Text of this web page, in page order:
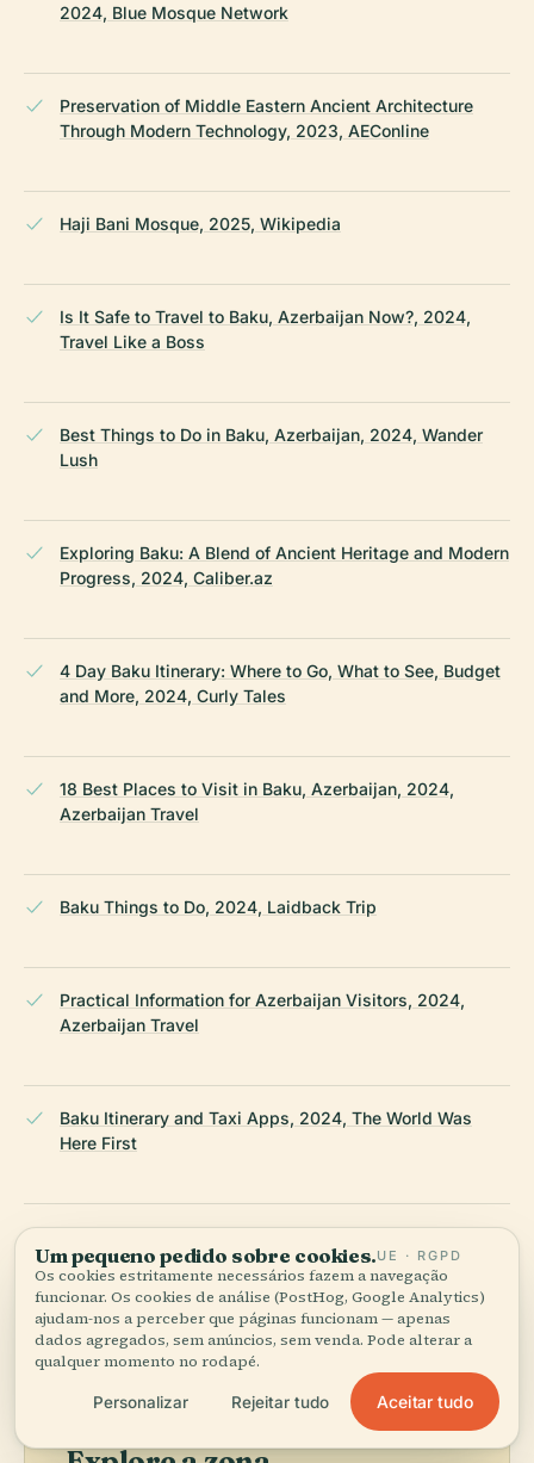
2024, Blue Mosque Network
Preservation of Middle Eastern Ancient Architecture
Through Modern Technology, 2023, AEConline
Haji Bani Mosque, 2025, Wikipedia
Is It Safe to Travel to Baku, Azerbaijan Now?, 2024,
Travel Like a Boss
Best Things to Do in Baku, Azerbaijan, 2024, Wander
Lush
Exploring Baku: A Blend of Ancient Heritage and Modern
Progress, 2024, Caliber.az
4 Day Baku Itinerary: Where to Go, What to See, Budget
and More, 2024, Curly Tales
18 Best Places to Visit in Baku, Azerbaijan, 2024,
Azerbaijan Travel
Baku Things to Do, 2024, Laidback Trip
Practical Information for Azerbaijan Visitors, 2024,
Azerbaijan Travel
Baku Itinerary and Taxi Apps, 2024, The World Was
Here First
ÚLTIMA REVISÃO: AUGUST 2025
Pesquisado a partir da Wikidata, Wikipédia e fontes oficiais ·
verificado ·Como fazemos os nossos guias →
Um pequeno pedido sobre cookies.UE · RGPD
Os cookies estritamente necessários fazem a navegação
funcionar. Os cookies de análise (PostHog, Google Analytics)
ajudam-nos a perceber que páginas funcionam — apenas
dados agregados, sem anúncios, sem venda. Pode alterar a
qualquer momento no rodapé.
Personalizar Rejeitar tudo Aceitar tudo